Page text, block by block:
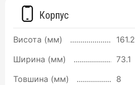
Корпус
Висота (мм)
161.2
Ширина (мм)
73.1
Товшина (мм)
8